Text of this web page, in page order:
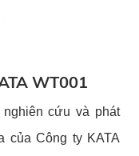
WT001
cứu và phát
của Công ty KATA